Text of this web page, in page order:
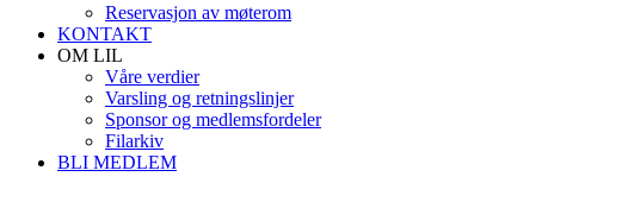
Reservasjon av møterom
KONTAKT
OM LIL
Våre verdier
Varsling og retningslinjer
Sponsor og medlemsfordeler
Filarkiv
BLI MEDLEM